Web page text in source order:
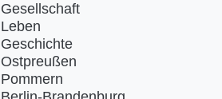
Gesellschaft
Leben
Geschichte
Ostpreußen
Pommern